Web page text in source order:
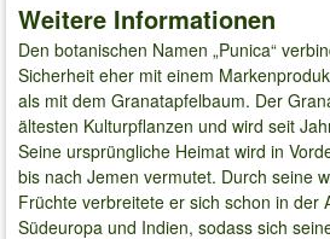
Weitere Informationen
Den botanischen Namen „Punica“
Sicherheit eher mit einem
als mit dem Granatapfelbaum. Der
ältesten Kulturpflanzen und wird seit
Seine ursprüngliche Heimat wird in
bis nach Jemen vermutet. Durch seine
Früchte verbreitete er sich schon in der
Südeuropa und Indien, sodass sich